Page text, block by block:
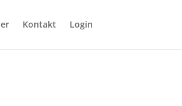
Kontakt Login